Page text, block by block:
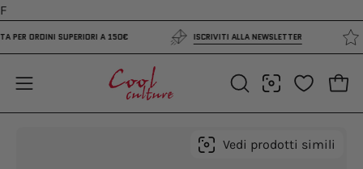
FSalta
contenuto
PER ORDINI SUPERIORI A 150€ ISCRIVITI ALLA NEWSLETTER
Apri
menu
APRI
LA
DI
Apri
Vedi prodotti simili